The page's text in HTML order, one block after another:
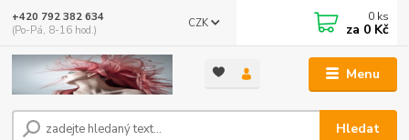
Menu
CZK
Hledat
+420 792 382 634
(Po-Pá, 8-16 hod.)
0 ks
za 0 Kč